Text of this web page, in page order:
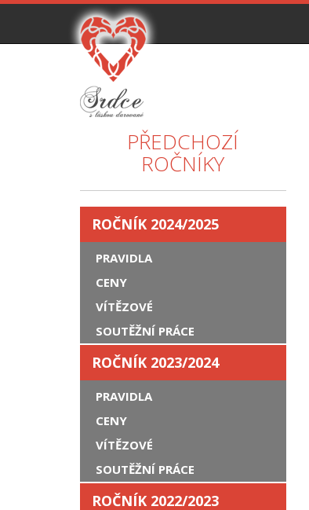
PŘEDCHOZÍ
ROČNÍKY
ROČNÍK 2024/2025
PRAVIDLA
CENY
VÍTĚZOVÉ
SOUTĚŽNÍ PRÁCE
ROČNÍK 2023/2024
PRAVIDLA
CENY
VÍTĚZOVÉ
SOUTĚŽNÍ PRÁCE
ROČNÍK 2022/2023